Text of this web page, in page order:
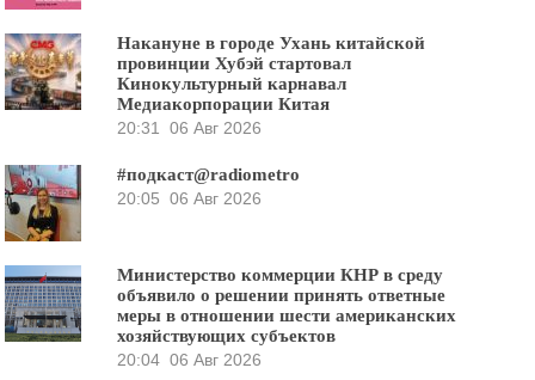
Накануне в городе Ухань китайской
провинции Хубэй стартовал
Кинокультурный карнавал
Медиакорпорации Китая
20:31
06 Авг 2026
#подкаст@radiometro
20:05 06 Авг 2026
Министерство коммерции КНР в среду
объявило о решении принять ответные
меры в отношении шести американских
хозяйствующих субъектов
20:04 06 Авг 2026